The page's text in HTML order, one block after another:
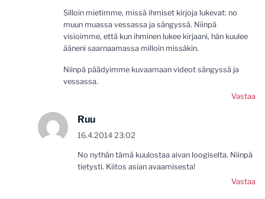
Silloin mietimme, missä ihmiset kirjoja lukevat: no
muun muassa vessassa ja sängyssä. Niinpä
visioimme, että kun ihminen lukee kirjaani, hän kuulee
ääneni saarnaamassa milloin missäkin.
Niinpä päädyimme kuvaamaan videot sängyssä ja
vessassa.
Vastaa
Ruu
16.4.2014 23:02
No nythän tämä kuulostaa aivan loogiselta. Niinpä
tietysti. Kiitos asian avaamisesta!
Vastaa